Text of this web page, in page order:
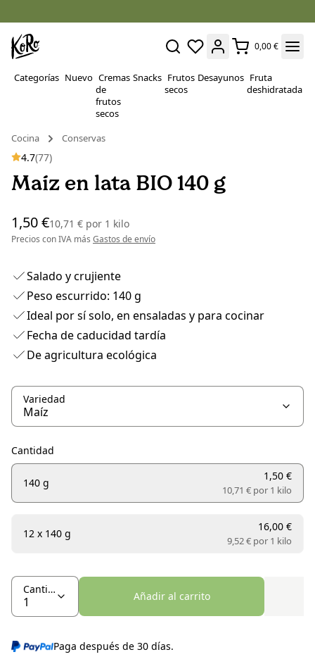
0,00 €
Categorías Nuevo Cremas
de
frutos
secos
Snacks Frutos
secos
Desayunos Fruta
deshidratada
Cocina Conservas
4.7(77)
Maíz en lata BIO 140 g
1,50 €10,71 € por 1 kilo
Precios con IVA más Gastos de envío
Salado y crujiente
Peso escurrido: 140 g
Ideal por sí solo, en ensaladas y para cocinar
Fecha de caducidad tardía
De agricultura ecológica
Variedad
Cantidad
140 g
1,50 €
10,71 € por 1 kilo
12 x 140 g
16,00 €
9,52 € por 1 kilo
Cantidad
Añadir al carrito
Paga después de 30 días.